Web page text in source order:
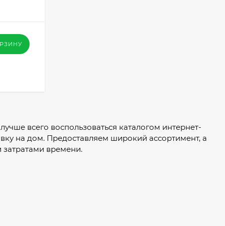
всего воспользоваться каталогом интернет-
на дом. Предоставляем широкий ассортимент, а
времени.